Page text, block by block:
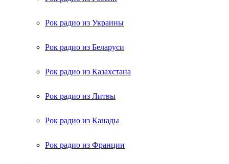
Рок радио из Украины
Рок радио из Беларуси
Рок радио из Казахстана
Рок радио из Литвы
Рок радио из Канады
Рок радио из Франции